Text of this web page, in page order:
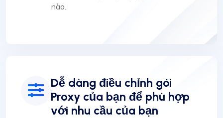
nào.
Dễ dàng điều chỉnh gói
Proxy của bạn để phù hợp
với nhu cầu của bạn